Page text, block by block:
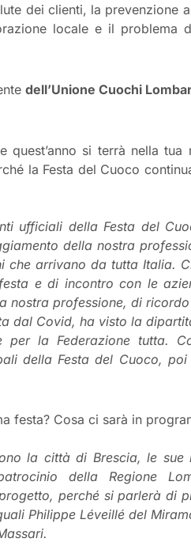
dei clienti, la prevenzione
locale e il problema
dell’Unione Cuochi
si terrà nella tua
la Festa del Cuoco
ufficiali della Festa del
della nostra
che arrivano da tutta Italia.
e di incontro con le
nostra professione, di
dal Covid, ha visto la
la Federazione tutta.
della Festa del Cuoco,
festa? Cosa ci sarà in
la città di Brescia, le sue
della Regione
perché si parlerà di
Philippe Léveillé del